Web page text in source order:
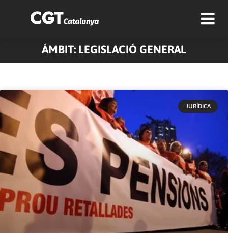
ÁMBIT: LEGISLACIÓ GENERAL
JURÍDICA